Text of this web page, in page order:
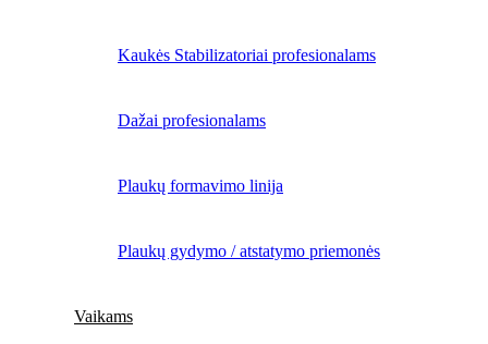
Kaukės Stabilizatoriai profesionalams
Dažai profesionalams
Plaukų formavimo linija
Plaukų gydymo / atstatymo priemonės
Vaikams